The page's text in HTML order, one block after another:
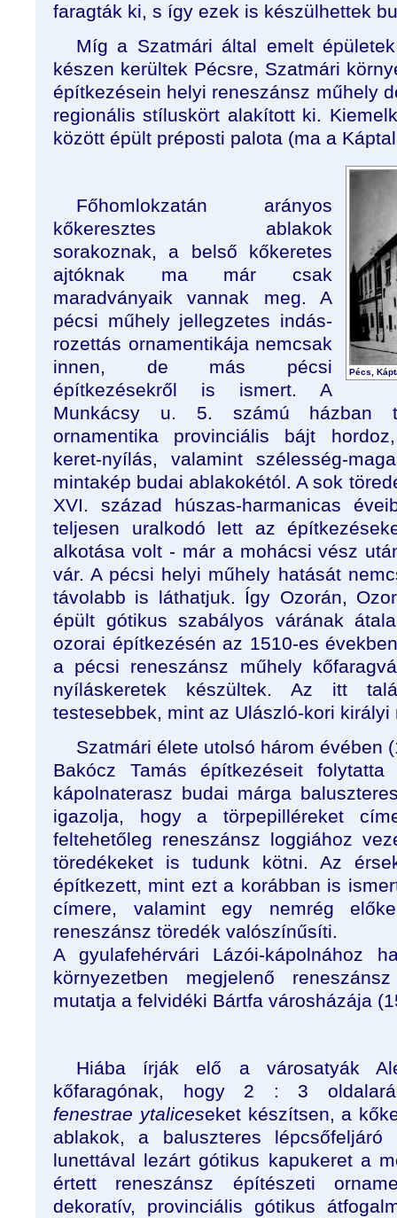
faragták ki, s így ezek is készülhettek
Míg a Szatmári által emelt
készen kerültek Pécsre, Szatmári
építkezésein helyi reneszánsz műhely
regionális stíluskört alakított ki.
között épült préposti palota (ma a
Pécs,
Főhomlokzatán arányos
kőkeresztes ablakok
sorakoznak, a belső kőkeretes
ajtóknak ma már csak
maradványaik vannak meg. A
pécsi műhely jellegzetes indás-
rozettás ornamentikája nemcsak
innen, de más pécsi
építkezésekről is ismert. A
Munkácsy u. 5. számú házban
ornamentika provinciális bájt
keret-nyílás, valamint szélesség-
mintakép budai ablakokétól. A sok
XVI. század húszas-harmanicas
teljesen uralkodó lett az
alkotása volt - már a mohácsi vész
vár. A pécsi helyi műhely hatását
távolabb is láthatjuk. Így Ozorán,
épült gótikus szabályos várának
ozorai építkezésén az 1510-es
a pécsi reneszánsz műhely
nyíláskeretek készültek. Az itt
testesebbek, mint az Ulászló-kori
Szatmári élete utolsó három évében
Bakócz Tamás építkezéseit
kápolnaterasz budai márga
igazolja, hogy a törpepilléreket
feltehetőleg reneszánsz loggiához
töredékeket is tudunk kötni. Az
építkezett, mint ezt a korábban is
címere, valamint egy nemrég
reneszánsz töredék valószínűsíti.
A gyulafehérvári Lázói-kápolnához
környezetben megjelenő
mutatja a felvidéki Bártfa városházája
Hiába írják elő a városatyák
kőfaragónak, hogy 2 : 3
fenestrae ytaliceseket készítsen, a
ablakok, a baluszteres
lunettával lezárt gótikus kapukeret a
értett reneszánsz építészeti
dekoratív, provinciális gótikus